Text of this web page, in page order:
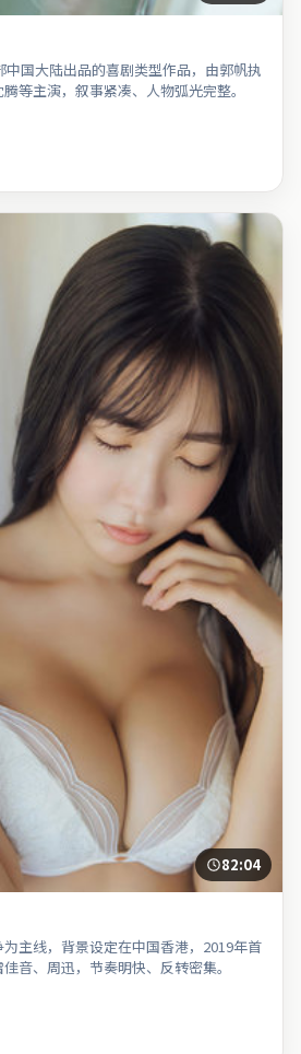
中国大陆出品的喜剧类型作品，由郭帆执
等主演，叙事紧凑、人物弧光完整。
82:04
主线，背景设定在中国香港，2019年首
音、周迅，节奏明快、反转密集。